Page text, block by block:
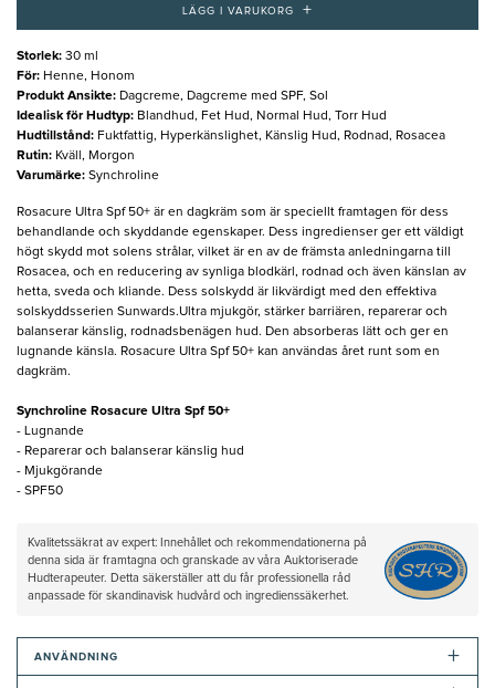
LÄGG I VARUKORG +
Storlek: 30 ml
För: Henne, Honom
Produkt Ansikte: Dagcreme, Dagcreme med SPF, Sol
Idealisk för Hudtyp: Blandhud, Fet Hud, Normal Hud, Torr Hud
Hudtillstånd: Fuktfattig, Hyperkänslighet, Känslig Hud, Rodnad, Rosacea
Rutin: Kväll, Morgon
Varumärke: Synchroline
Rosacure Ultra Spf 50+ är en dagkräm som är speciellt framtagen för dess
behandlande och skyddande egenskaper. Dess ingredienser ger ett väldigt
högt skydd mot solens strålar, vilket är en av de främsta anledningarna till
Rosacea, och en reducering av synliga blodkärl, rodnad och även känslan av
hetta, sveda och kliande. Dess solskydd är likvärdigt med den effektiva
solskyddsserien Sunwards.Ultra mjukgör, stärker barriären, reparerar och
balanserar känslig, rodnadsbenägen hud. Den absorberas lätt och ger en
lugnande känsla. Rosacure Ultra Spf 50+ kan användas året runt som en
dagkräm.
Synchroline Rosacure Ultra Spf 50+
- Lugnande
- Reparerar och balanserar känslig hud
- Mjukgörande
- SPF50
Kvalitetssäkrat av expert: Innehållet och rekommendationerna på
denna sida är framtagna och granskade av våra Auktoriserade
Hudterapeuter. Detta säkerställer att du får professionella råd
anpassade för skandinavisk hudvård och ingredienssäkerhet.
ANVÄNDNING +